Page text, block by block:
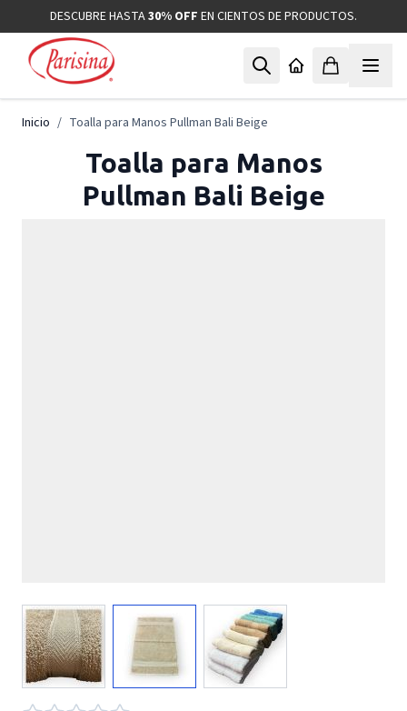
Ir al contenidoDESCUBRE HASTA30% OFF EN CIENTOS DE PRODUCTOS.
Inicio / Toalla para Manos Pullman Bali Beige
Toalla para Manos
Pullman Bali Beige
View larger imageView larger imageView larger image